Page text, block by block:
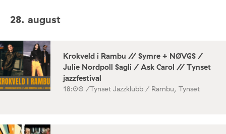
28. august
Krokveld i Rambu // Symre + NØVGS /
Julie Nordpoll Sagli / Ask Carol // Tynset
jazzfestival
18:00 /Tynset Jazzklubb / Rambu, Tynset